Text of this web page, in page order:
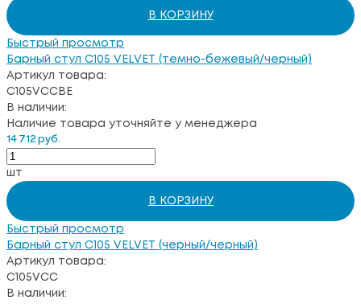
В КОРЗИНУ
Быстрый просмотр
Барный стул C105 VELVET (темно-бежевый/черный)
Артикул товара:
C105VCCBE
В наличии:
Наличие товара уточняйте у менеджера
14 712 руб.
шт
В КОРЗИНУ
Быстрый просмотр
Барный стул C105 VELVET (черный/черный)
Артикул товара:
C105VCC
В наличии: